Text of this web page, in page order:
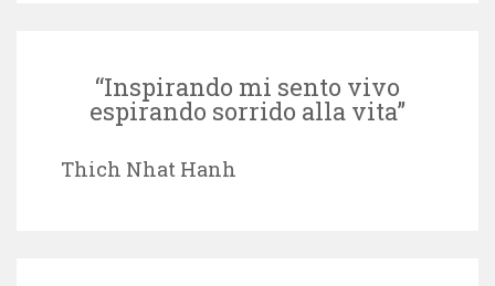
“Inspirando mi sento vivo
espirando sorrido alla vita”
Thich Nhat Hanh